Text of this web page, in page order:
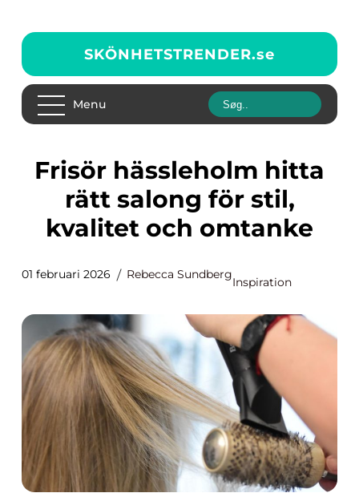
SKÖNHETSTRENDER.se
Menu
Frisör hässleholm hitta
rätt salong för stil,
kvalitet och omtanke
01 februari 2026 Rebecca Sundberg
Inspiration